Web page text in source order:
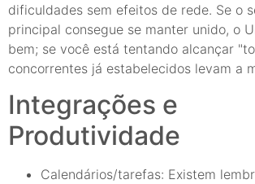
dificuldades sem efeitos de rede. Se o
principal consegue se manter unido, o
bem; se você está tentando alcançar
concorrentes já estabelecidos levam a
Integrações e
Produtividade
Calendários/tarefas: Existem